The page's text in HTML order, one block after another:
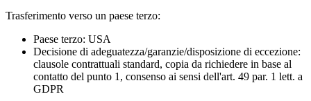
Trasferimento verso un paese terzo:
Paese terzo: USA
Decisione di adeguatezza/garanzie/disposizione di eccezione:
clausole contrattuali standard, copia da richiedere in base al
contatto del punto 1, consenso ai sensi dell'art. 49 par. 1 lett. a
GDPR